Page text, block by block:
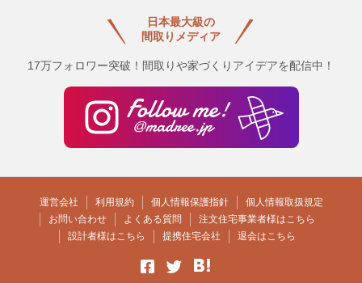
日本最大級の
間取りメディア
17万フォロワー突破！間取りや家づくりアイデアを配信中！
運営会社 利用規約 個人情報保護指針
個人情報取扱規定
お問い合わせ
よくある質問
注文住宅事業者様はこちら
設計者様はこちら
提携住宅会社 退会はこちら